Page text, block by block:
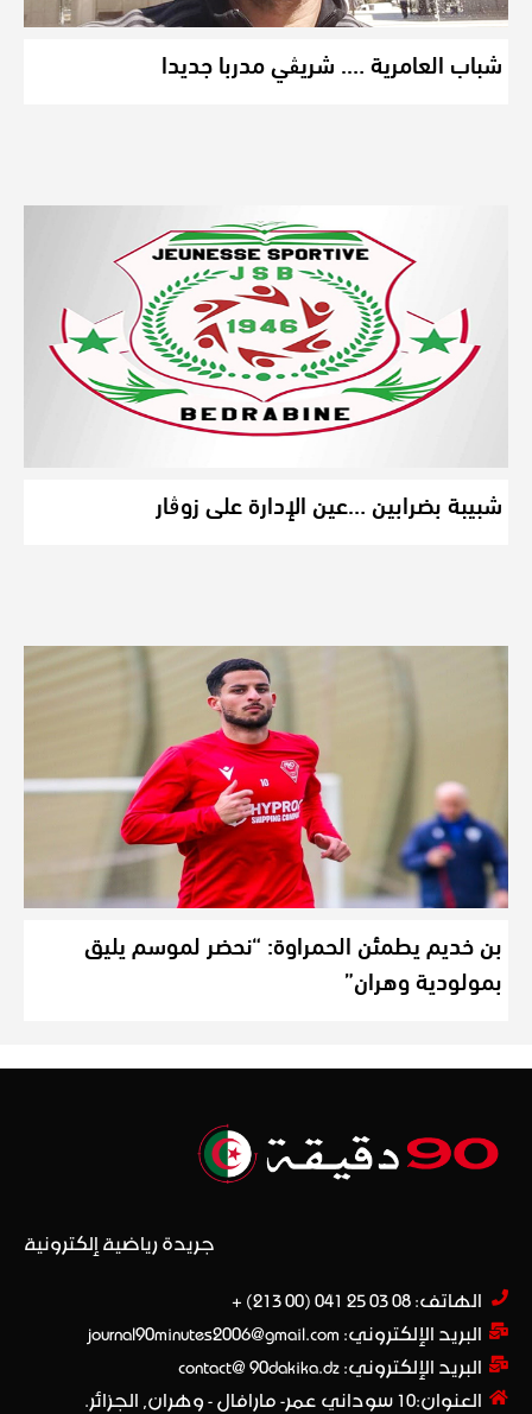
شباب العامرية …. شريڨي مدربا جديدا
شبيبة بضرابين …عين الإدارة على زوڨار
بن خديم يطمئن الحمراوة: “نحضر لموسم يليق
بمولودية وهران”
جريدة رياضية إلكترونية
الهاتف: 08 03 25 041 (00 213) +​
البريد الإلكتروني: journal90minutes2006@gmail.com
البريد الإلكتروني: contact@ 90dakika.dz
العنوان:10 سوداني عمر- مارافال - وهران, الجزائر.